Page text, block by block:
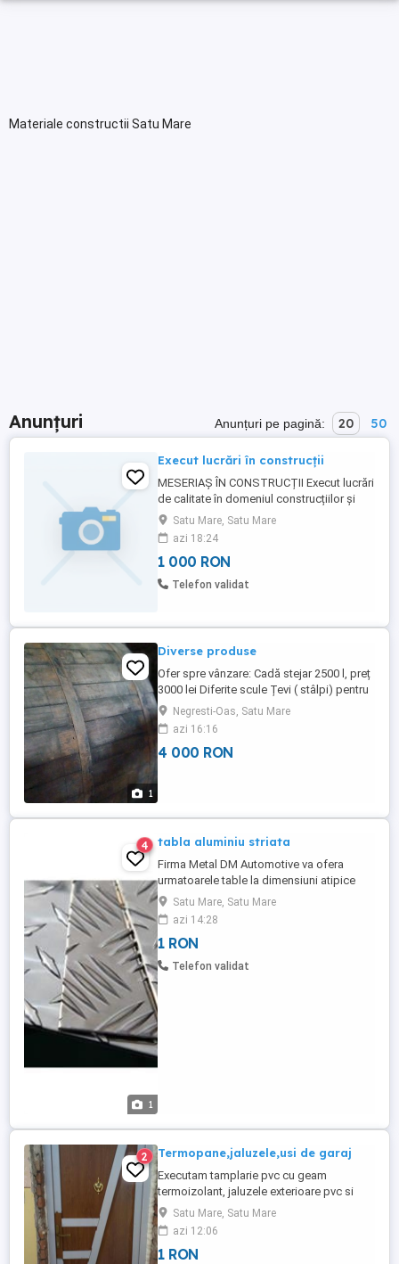
Materiale constructii Satu Mare
Anunțuri Anunțuri pe pagină: 20 50
Execut lucrări în construcții
MESERIAȘ ÎN CONSTRUCȚII Execut lucrări
de calitate în domeniul construcțiilor și
amenajărilor interioare exterioare: Gresie și
faianță Montaj parchet Glet și finisaje
Zugrăveli interioare Tencuială decorativă
interior exterior Montaj uși și geamuri Mici
reparații Tras glet colțare ...
Satu Mare, Satu Mare
azi 18:24
1 000 RON
Telefon validat
1
Diverse produse
Ofer spre vânzare: Cadă stejar 2500 l, preț
3000 lei Diferite scule Țevi ( stâlpi) pentru
gard Convector pe gaz, preț 200 lei
Negresti-Oas, Satu Mare
azi 16:16
4 000 RON
1
4 tabla aluminiu striata
Firma Metal DM Automotive va ofera
urmatoarele table la dimensiuni atipice
ramase in urma unui proiect. Tabla
aluminiu striata 1.5x1000x1400 mm Tabla
aluminiu striata 1.5x650x2000 mm Tabla
aluminiu striata 3x800x2000 mm Tabla
aluminiu striata 3x850x1000 mm Tabla
Satu Mare, Satu Mare
azi 14:28
1 RON
Telefon validat
2 Termopane,jaluzele,usi de garaj
Executam tamplarie pvc cu geam
termoizolant, jaluzele exterioare pvc si
aluminiu, perdele lamelare, usi pliante,
plase contra insectelor, rulouri
textile,reluxe, copertine, usi de garaji.
wwwjaluzele-satumare.ro
Satu Mare, Satu Mare
azi 12:06
1 RON